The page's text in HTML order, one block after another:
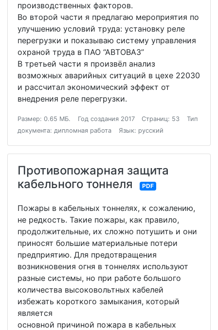
производственных факторов.
Во второй части я предлагаю мероприятия по
улучшению условий труда: установку реле
перегрузки и показываю систему управления
охраной труда в ПАО “АВТОВАЗ”
В третьей части я произвёл анализ
возможных аварийных ситуаций в цехе 22030
и рассчитал экономический эффект от
внедрения реле перегрузки.
Размер: 0.65 МБ. Год создания 2017 Страниц: 53
Тип
документа: дипломная работа
Язык: русский
Противопожарная защита
кабельного тоннеля
PDF
Пожары в кабельных тоннелях, к сожалению,
не редкость. Такие пожары, как правило,
продолжительные, их сложно потушить и они
приносят большие материальные потери
предприятию. Для предотвращения
возникновения огня в тоннелях используют
разные системы, но при работе большого
количества высоковольтных кабелей
избежать короткого замыкания, который
является
основной причиной пожара в кабельных